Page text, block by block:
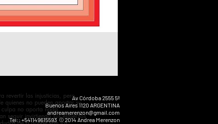
Av Córdoba 2555 5º
Buenos Aires 1120 ARGENTINA
andreamerenzon@gmail.com
Tel:: +541149615593 © 2014 Andrea Merenzon
revertir las injusticias, pero
quienes no pueden aportar su
no aporta nada
seguir invirtiendo sus esfuerzos